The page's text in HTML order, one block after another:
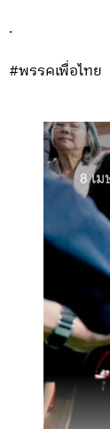
.
#พรรคเพื่อไทย